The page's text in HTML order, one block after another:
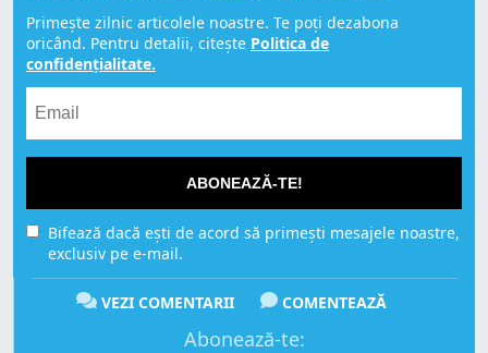
Primește zilnic articolele noastre. Te poți dezabona
oricând. Pentru detalii, citește Politica de
confidențialitate.
ABONEAZĂ-TE!
Bifează dacă ești de acord să primești mesajele noastre,
exclusiv pe e-mail.
VEZI COMENTARII COMENTEAZĂ
Abonează-te: